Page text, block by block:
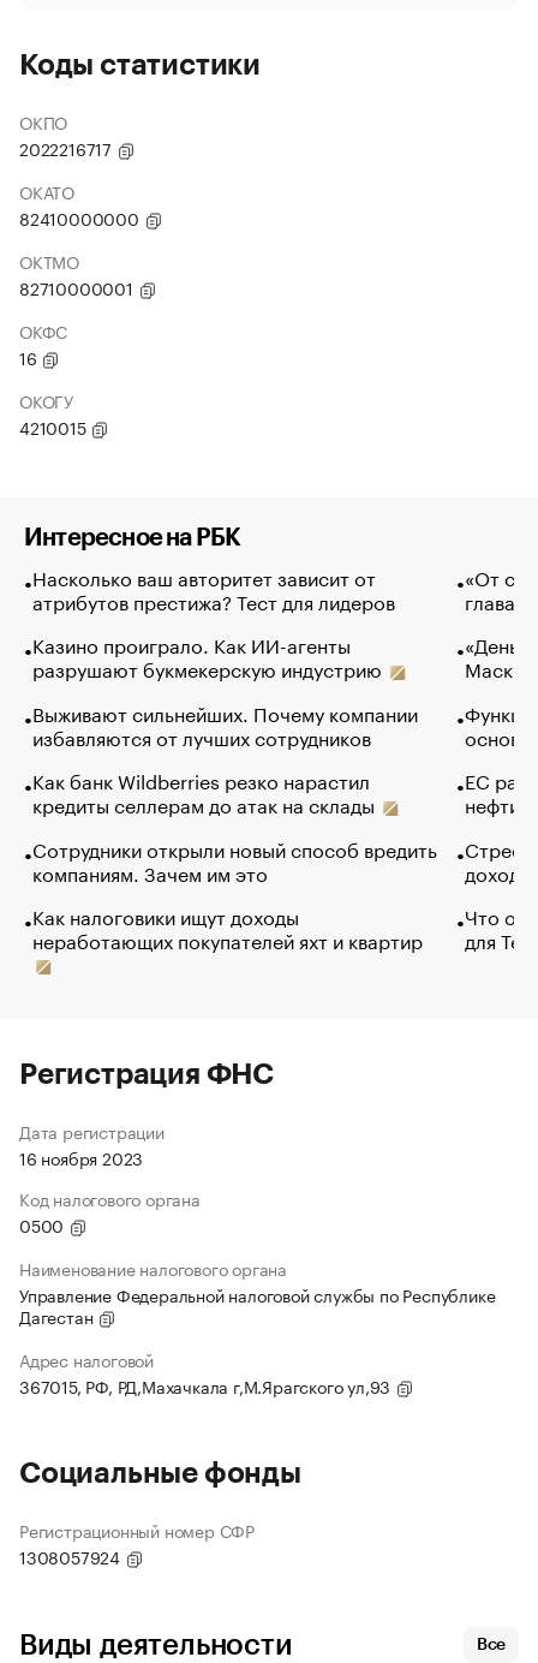
Коды статистики
ОКПО
2022216717
ОКАТО
82410000000
ОКТМО
82710000001
ОКФС
16
ОКОГУ
4210015
Интересное на РБК
Насколько ваш авторитет зависит от
атрибутов престижа? Тест для лидеров
Казино проиграло. Как ИИ-агенты
разрушают букмекерскую индустрию
Выживают сильнейших. Почему компании
избавляются от лучших сотрудников
Как банк Wildberries резко нарастил
кредиты селлерам до атак на склады
Сотрудники открыли новый способ вредить
компаниям. Зачем им это
Как налоговики ищут доходы
неработающих покупателей яхт и квартир
«От
глава
Маск в
основ
ЕС
нефти
Что
для
Регистрация ФНС
Дата регистрации
16 ноября 2023
Код налогового органа
0500
Наименование налогового органа
Управление Федеральной налоговой службы по Республике
Дагестан
Адрес налоговой
367015, РФ, РД,Махачкала г,М.Ярагского ул,93
Социальные фонды
Регистрационный номер СФР
1308057924
Виды деятельности Все